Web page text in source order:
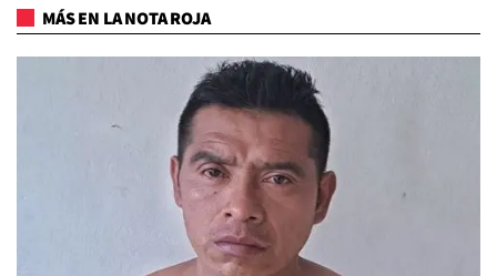
MÁS EN LA NOTA ROJA